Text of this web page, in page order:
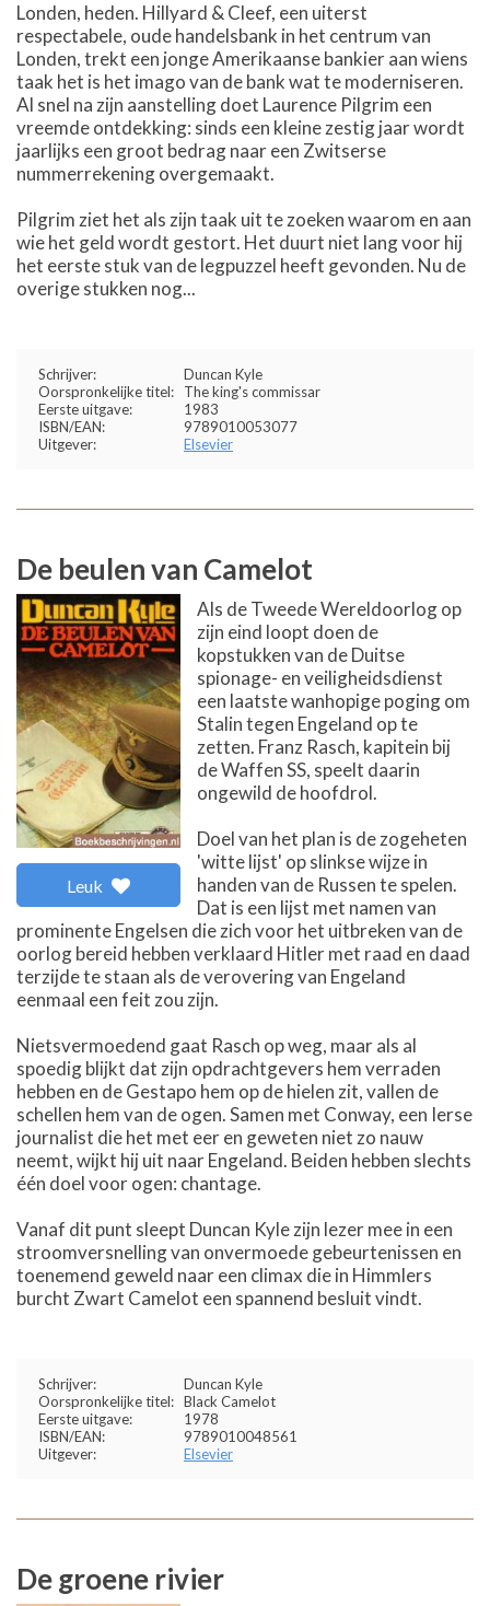
Londen, heden. Hillyard & Cleef, een uiterst
respectabele, oude handelsbank in het centrum van
Londen, trekt een jonge Amerikaanse bankier aan wiens
taak het is het imago van de bank wat te moderniseren.
Al snel na zijn aanstelling doet Laurence Pilgrim een
vreemde ontdekking: sinds een kleine zestig jaar wordt
jaarlijks een groot bedrag naar een Zwitserse
nummerrekening overgemaakt.
Pilgrim ziet het als zijn taak uit te zoeken waarom en aan
wie het geld wordt gestort. Het duurt niet lang voor hij
het eerste stuk van de legpuzzel heeft gevonden. Nu de
overige stukken nog...
Schrijver:
Duncan Kyle
Oorspronkelijke titel:
The king's commissar
Eerste uitgave:
1983
ISBN/EAN:
9789010053077
Uitgever:
Elsevier
De beulen van Camelot
Leuk
Als de Tweede Wereldoorlog op
zijn eind loopt doen de
kopstukken van de Duitse
spionage- en veiligheidsdienst
een laatste wanhopige poging om
Stalin tegen Engeland op te
zetten. Franz Rasch, kapitein bij
de Waffen SS, speelt daarin
ongewild de hoofdrol.
Doel van het plan is de zogeheten
'witte lijst' op slinkse wijze in
handen van de Russen te spelen.
Dat is een lijst met namen van
prominente Engelsen die zich voor het uitbreken van de
oorlog bereid hebben verklaard Hitler met raad en daad
terzijde te staan als de verovering van Engeland
eenmaal een feit zou zijn.
Nietsvermoedend gaat Rasch op weg, maar als al
spoedig blijkt dat zijn opdrachtgevers hem verraden
hebben en de Gestapo hem op de hielen zit, vallen de
schellen hem van de ogen. Samen met Conway, een Ierse
journalist die het met eer en geweten niet zo nauw
neemt, wijkt hij uit naar Engeland. Beiden hebben slechts
één doel voor ogen: chantage.
Vanaf dit punt sleept Duncan Kyle zijn lezer mee in een
stroomversnelling van onvermoede gebeurtenissen en
toenemend geweld naar een climax die in Himmlers
burcht Zwart Camelot een spannend besluit vindt.
Schrijver:
Duncan Kyle
Oorspronkelijke titel: Black Camelot
Eerste uitgave:
1978
ISBN/EAN:
9789010048561
Uitgever:
Elsevier
De groene rivier